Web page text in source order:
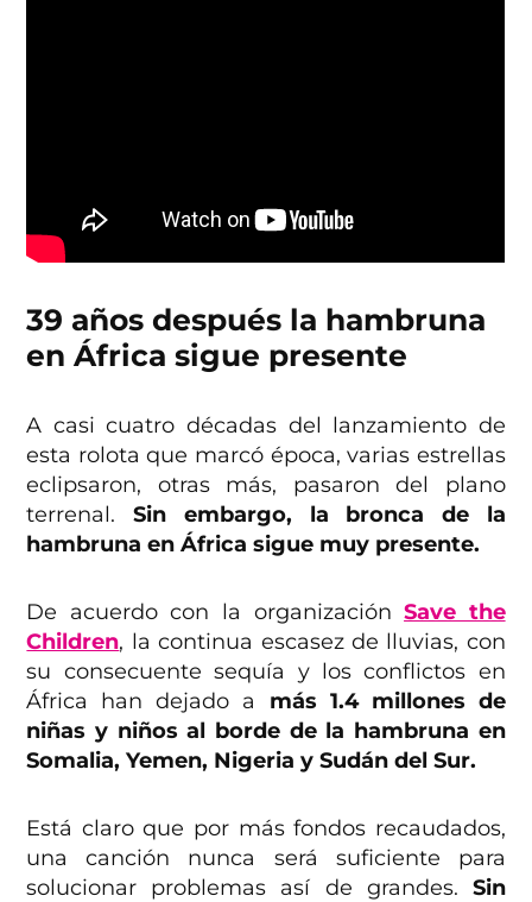
39 años después la hambruna
en África sigue presente
A casi cuatro décadas del lanzamiento de
esta rolota que marcó época, varias estrellas
eclipsaron, otras más, pasaron del plano
terrenal.Sin embargo, la bronca de la
hambruna en África sigue muy presente.
De acuerdo con la organizaciónSave the
Children, la continua escasez de lluvias, con
su consecuente sequía y los conflictos en
África han dejado a más 1.4 millones de
niñas y niños al borde de la hambruna en
Somalia, Yemen, Nigeria y Sudán del Sur.
Está claro que por más fondos recaudados,
una canción nunca será suficiente para
solucionar problemas así de grandes. Sin